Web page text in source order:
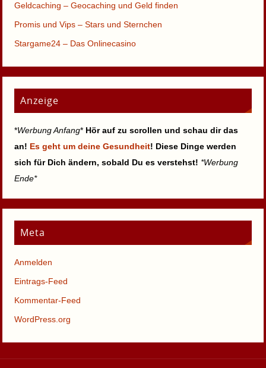
Geldcaching – Geocaching und Geld finden
Promis und Vips – Stars und Sternchen
Stargame24 – Das Onlinecasino
Anzeige
*Werbung Anfang* Hör auf zu scrollen und schau dir das
an! Es geht um deine Gesundheit! Diese Dinge werden
sich für Dich ändern, sobald Du es verstehst! *Werbung
Ende*
Meta
Anmelden
Eintrags-Feed
Kommentar-Feed
WordPress.org